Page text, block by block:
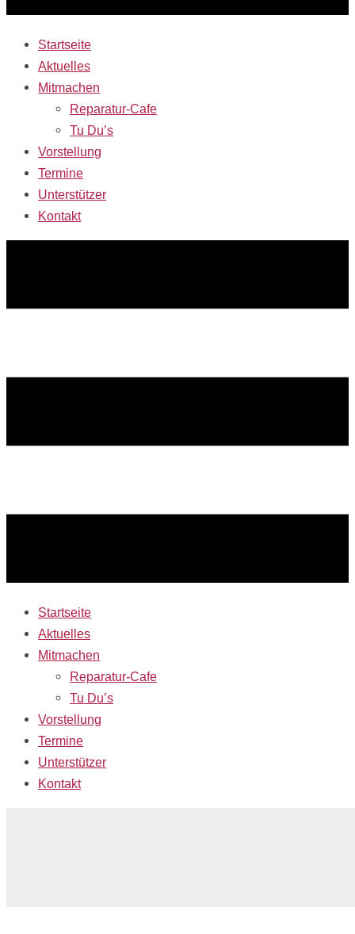
Startseite
Aktuelles
Mitmachen
Reparatur-Cafe
Tu Du’s
Vorstellung
Termine
Unterstützer
Kontakt
Startseite
Aktuelles
Mitmachen
Reparatur-Cafe
Tu Du’s
Vorstellung
Termine
Unterstützer
Kontakt